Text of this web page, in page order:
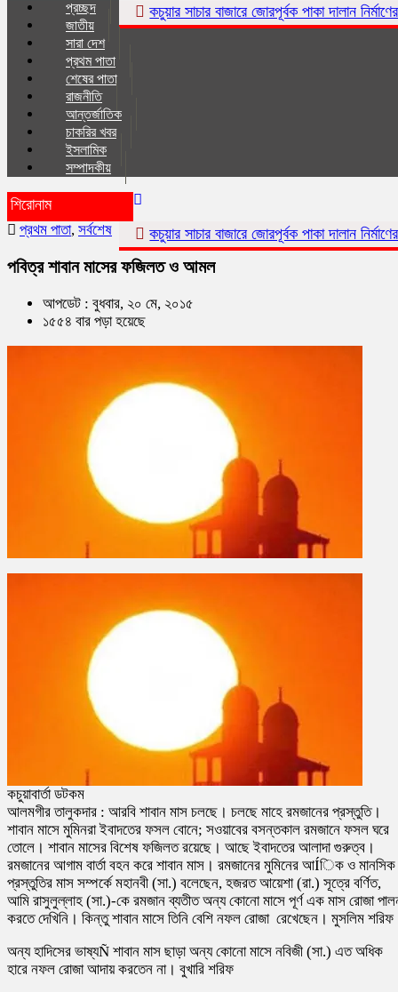
কচুয়ার সাচার বাজারে জোরপূর্বক পাকা দালান নির্মাণের অভিযোগ
প্রচ্ছদ
জাতীয়
সারা দেশ
প্রথম পাতা
শেষের পাতা
রাজনীতি
আন্তর্জাতিক
চাকরির খবর
ইসলা‌মিক
সম্পাদকীয়
শিরোনাম
কচুয়ার সাচার বাজারে জোরপূর্বক পাকা দালান নির্মাণের অভিযোগ
প্রথম পাতা, সর্বশেষ
পবিত্র শাবান মাসের ফজিলত ও আমল
আপডেট : বুধবার, ২০ মে, ২০১৫
১৫৫৪ বার পড়া হয়েছে
কচুয়াবার্তা ডটকম
আলমগীর তালুকদার : আরবি শাবান মাস চলছে। চলছে মাহে রমজানের প্রস্তুতি।
শাবান মাসে মুমিনরা ইবাদতের ফসল বোনে; সওয়াবের বসন্তকাল রমজানে ফসল ঘরে
তোলে। শাবান মাসের বিশেষ ফজিলত রয়েছে। আছে ইবাদতের আলাদা গুরুত্ব।
রমজানের আগাম বার্তা বহন করে শাবান মাস। রমজানের মুমিনের আÍিক ও মানসিক
প্রস্তুতির মাস সম্পর্কে মহানবী (সা.) বলেছেন, হজরত আয়েশা (রা.) সূত্রে বর্ণিত,
আমি রাসুলুল্লাহ (সা.)-কে রমজান ব্যতীত অন্য কোনো মাসে পূর্ণ এক মাস রোজা
করতে দেখিনি। কিন্তু শাবান মাসে তিনি বেশি নফল রোজা রেখেছেন। মুসলিম শরিফ
অন্য হাদিসের ভাষ্যÑ শাবান মাস ছাড়া অন্য কোনো মাসে নবিজী (সা.) এত অধিক
হারে নফল রোজা আদায় করতেন না। বুখারি শরিফ